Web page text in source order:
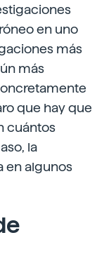
en uno
más
más
que hay que
cuántos
la
en algunos